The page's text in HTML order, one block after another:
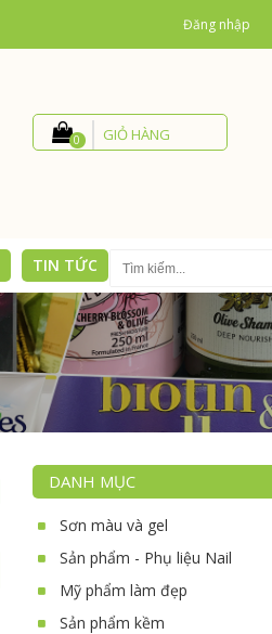
Đăng nhập
0 GIỎ HÀNG
TIN TỨC LIÊN HỆ
DANH MỤC
Sơn màu và gel
Sản phẩm - Phụ liệu Nail
Mỹ phẩm làm đẹp
Sản phẩm kềm